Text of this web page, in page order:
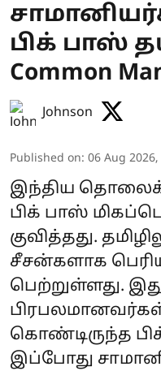
பிக் பாஸ்
Common
Johnson
Published on: 06 Aug
இந்திய
பிக் பாஸ்
குவித்தது.
சீசன்களாக
பெற்றுள்ளது.
கொண்டிருந்த
இப்போது